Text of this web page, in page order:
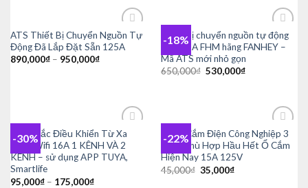
180,000₫.
155,000₫.
Add to
wishlist
ATS Thiết Bị Chuyển Nguồn Tự
Động Đã Lắp Đặt Sẵn 125A
890,000₫– 950,000₫
-18%
Add to
wishlist
Thiết bị chuyển nguồn tự động
ATS 63A FHM hãng FANHEY –
Mã ATS mới nhỏ gọn
650,000₫ Giá
530,000₫Giá
530,000₫.
-30%
Add to
wishlist
Công Tắc Điều Khiển Từ Xa
Bằng Wifi 16A 1 KÊNH VÀ 2
KÊNH – sử dụng APP TUYA,
Smartlife
95,000₫– 175,000₫
-22%
Add to
wishlist
Phích Cắm Điện Công Nghiệp 3
Chân Phù Hợp Hầu Hết Ổ Cắm
Hiện Nay 15A 125V
45,000₫ Giá
gốc
35,000₫Giá